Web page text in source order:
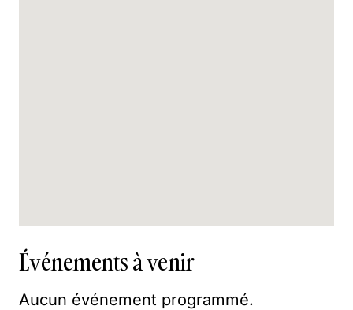
Événements à venir
Aucun événement programmé.